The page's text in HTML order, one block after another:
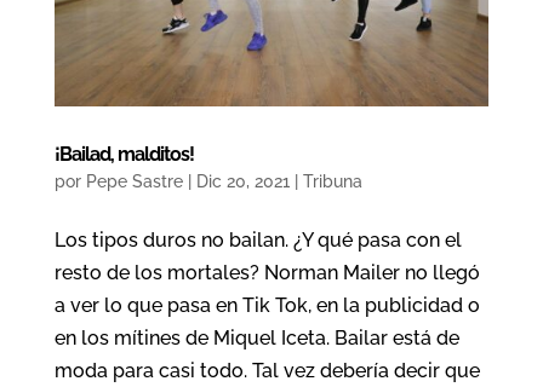
¡Bailad, malditos!
por Pepe Sastre| Dic 20, 2021 | Tribuna
Los tipos duros no bailan. ¿Y qué pasa con el
resto de los mortales? Norman Mailer no llegó
a ver lo que pasa en Tik Tok, en la publicidad o
en los mítines de Miquel Iceta. Bailar está de
moda para casi todo. Tal vez debería decir que